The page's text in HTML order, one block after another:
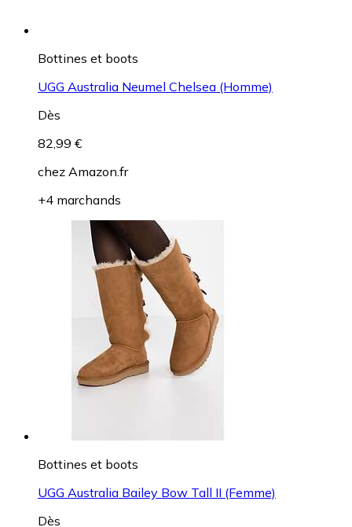
Bottines et boots
UGG Australia Neumel Chelsea (Homme)
Dès
82,99 €
chez Amazon.fr
+4 marchands
Bottines et boots
UGG Australia Bailey Bow Tall II (Femme)
Dès